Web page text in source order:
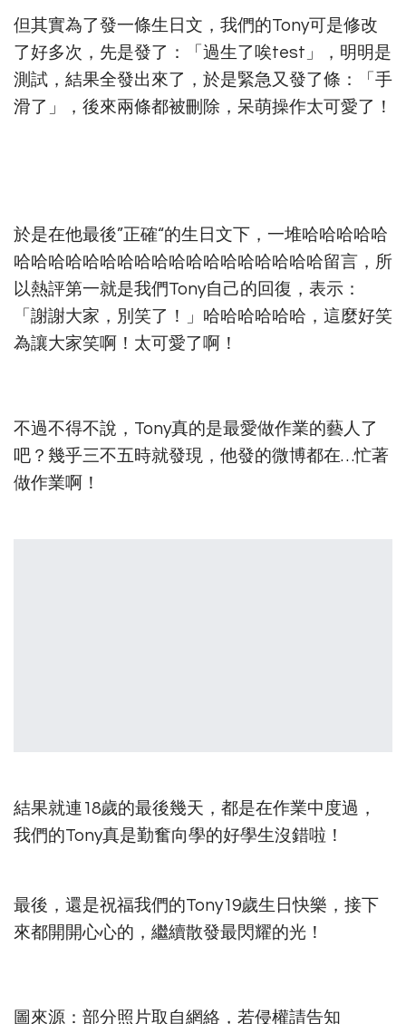
但其實為了發一條生日文，我們的Tony可是修改
了好多次，先是發了：「過生了唉test」，明明是
測試，結果全發出來了，於是緊急又發了條：「手
滑了」，後來兩條都被刪除，呆萌操作太可愛了！
於是在他最後”正確“的生日文下，一堆哈哈哈哈哈
哈哈哈哈哈哈哈哈哈哈哈哈哈哈哈哈哈哈留言，所
以熱評第一就是我們Tony自己的回復，表示：
「謝謝大家，別笑了！」哈哈哈哈哈哈，這麼好笑
為讓大家笑啊！太可愛了啊！
不過不得不說，Tony真的是最愛做作業的藝人了
吧？幾乎三不五時就發現，他發的微博都在…忙著
做作業啊！
結果就連18歲的最後幾天，都是在作業中度過，
我們的Tony真是勤奮向學的好學生沒錯啦！
最後，還是祝福我們的Tony19歲生日快樂，接下
來都開開心心的，繼續散發最閃耀的光！
圖來源：部分照片取自網絡，若侵權請告知